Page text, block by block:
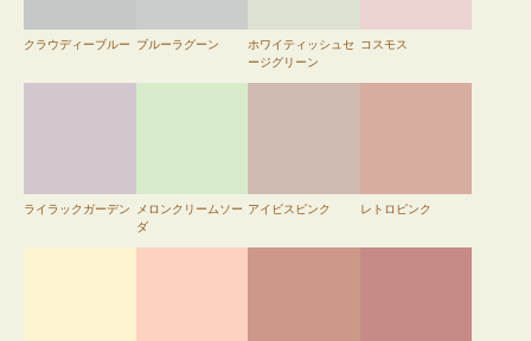
クラウディーブルー ブルーラグーン
ホワイティッシュセ
ージグリーン
コスモス
ライラックガーデン
メロンクリームソー
ダ
アイビスピンク レトロピンク